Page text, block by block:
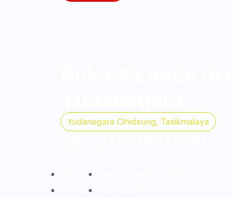
Yudanegara Cihideung, Tasikmalaya